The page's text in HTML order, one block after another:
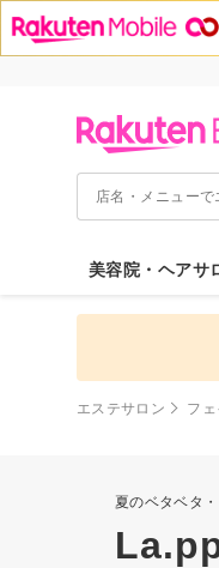
美容院・ヘアサ
エステサロン フ
夏のベタベタ